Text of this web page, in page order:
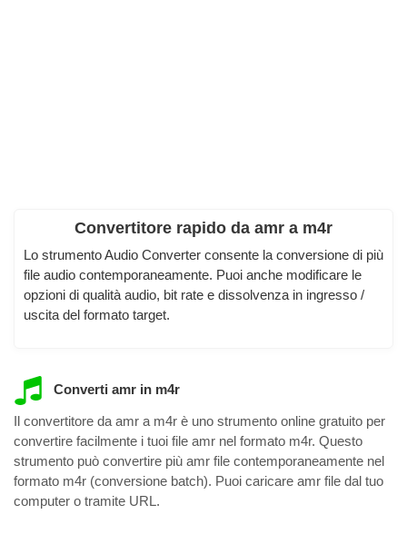
Convertitore rapido da amr a m4r
Lo strumento Audio Converter consente la conversione di più
file audio contemporaneamente. Puoi anche modificare le
opzioni di qualità audio, bit rate e dissolvenza in ingresso /
uscita del formato target.
Converti amr in m4r
Il convertitore da amr a m4r è uno strumento online gratuito per
convertire facilmente i tuoi file amr nel formato m4r. Questo
strumento può convertire più amr file contemporaneamente nel
formato m4r (conversione batch). Puoi caricare amr file dal tuo
computer o tramite URL.